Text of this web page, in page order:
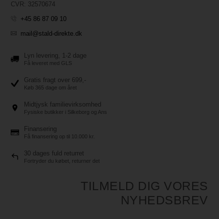
CVR: 32570674
+45 86 87 09 10
mail@stald-direkte.dk
Lyn levering, 1-2 dage
Få leveret med GLS
Gratis fragt over 699,-
Køb 365 dage om året
Midtjysk familievirksomhed
Fysiske butikker i Silkeborg og Ans
Finansering
Få finansering op til 10.000 kr.
30 dages fuld returret
Fortryder du købet, returner det
TILMELD DIG VORES
NYHEDSBREV